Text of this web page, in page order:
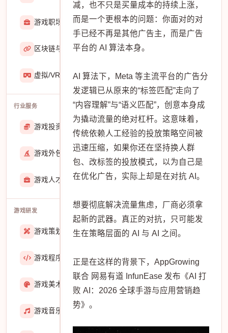
游戏职场 2929
区块链与游戏467
虚拟/VR/AR 933
行业服务
游戏投资交易
游戏外包 22915
游戏人才招聘51770
游戏研发
游戏策划 27557
游戏程序 36423
游戏美术
游戏音乐
减，也不只是买量成本的持续上涨，
而是一个更根本的问题：你面对的对
手已经不再是其他广告主，而是广告
平台的 AI 算法本身。
AI 算法下，Meta 等主流平台的广告分
发逻辑已从原来的“标签匹配”走向了
“内容理解”与“语义匹配”，创意本身成
为撬动流量的绝对杠杆。这意味着，
传统依赖人工经验的投放策略空间被
迅速压缩，如果你还在坚持换人群
包、改标签的投放模式，以为自己是
在优化广告，实际上却是在对抗 AI。
想要彻底解决流量焦虑，厂商必须拿
起新的武器。真正的对抗，只可能发
生在策略层面的 AI 与 AI 之间。
正是在这样的背景下，AppGrowing
联合 网易有道 InfunEase 发布《AI 打
败 AI：2026 全球手游与应用营销趋
势》。